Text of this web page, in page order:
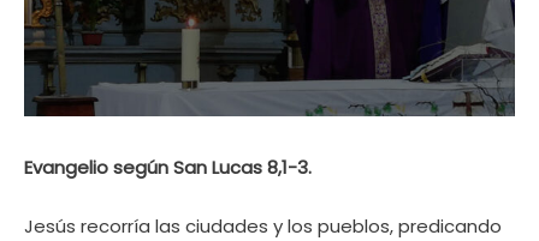
Evangelio según San Lucas 8,1-3.
Jesús recorría las ciudades y los pueblos, predicando